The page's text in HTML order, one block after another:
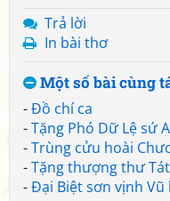
Trả lời
In bài thơ
Một số bài cùng
-Đồ chí ca
-Tặng Phó Dữ Lệ sứ
-Trùng cửu hoài
-Tặng thượng thư
-Đại Biệt sơn vịnh Vũ